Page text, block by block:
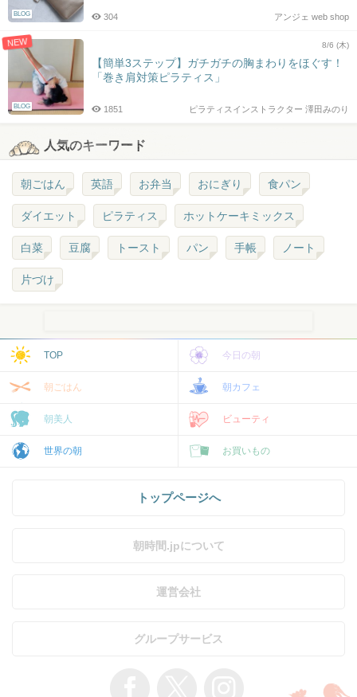
BLOG アンジェ web shop
304
NEW
BLOG
8/6 (木)
【簡単3ステップ】ガチガチの胸まわりをほぐす！
「巻き肩対策ピラティス」
ピラティスインストラクター 澤田みのり
1851
人気のキーワード
朝ごはん 英語 お弁当 おにぎり 食パン
ダイエット ピラティス ホットケーキミックス
白菜 豆腐 トースト パン 手帳 ノート
片づけ
TOP 今日の朝
朝ごはん 朝カフェ
朝美人 ビューティ
世界の朝 お買いもの
トップページへ
朝時間.jpについて
運営会社
グループサービス